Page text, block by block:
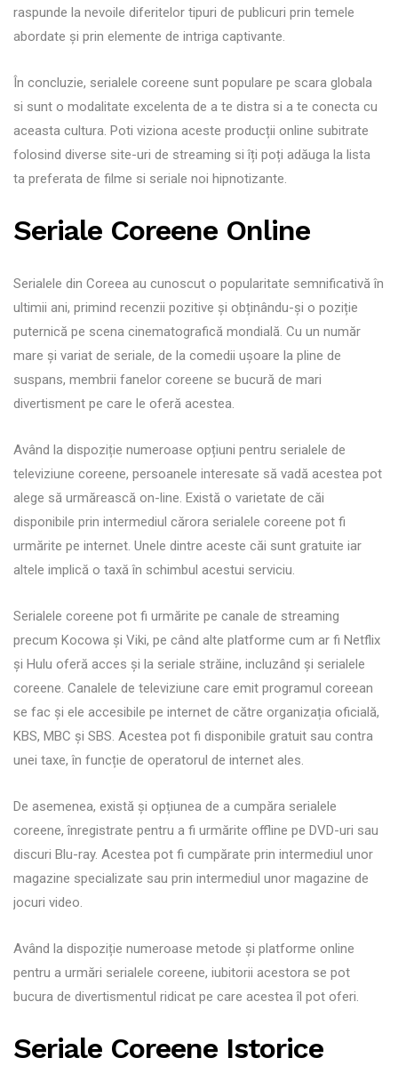
raspunde la nevoile diferitelor tipuri de publicuri prin temele
abordate și prin elemente de intriga captivante.
În concluzie, serialele coreene sunt populare pe scara globala
si sunt o modalitate excelenta de a te distra si a te conecta cu
aceasta cultura. Poti viziona aceste producții online subitrate
folosind diverse site-uri de streaming si îți poți adăuga la lista
ta preferata de filme si seriale noi hipnotizante.
Seriale Coreene Online
Serialele din Coreea au cunoscut o popularitate semnificativă în
ultimii ani, primind recenzii pozitive și obținându-și o poziție
puternică pe scena cinematografică mondială. Cu un număr
mare și variat de seriale, de la comedii ușoare la pline de
suspans, membrii fanelor coreene se bucură de mari
divertisment pe care le oferă acestea.
Având la dispoziție numeroase opțiuni pentru serialele de
televiziune coreene, persoanele interesate să vadă acestea pot
alege să urmărească on-line. Există o varietate de căi
disponibile prin intermediul cărora serialele coreene pot fi
urmărite pe internet. Unele dintre aceste căi sunt gratuite iar
altele implică o taxă în schimbul acestui serviciu.
Serialele coreene pot fi urmărite pe canale de streaming
precum Kocowa și Viki, pe când alte platforme cum ar fi Netflix
și Hulu oferă acces și la seriale străine, incluzând și serialele
coreene. Canalele de televiziune care emit programul coreean
se fac și ele accesibile pe internet de către organizația oficială,
KBS, MBC și SBS. Acestea pot fi disponibile gratuit sau contra
unei taxe, în funcție de operatorul de internet ales.
De asemenea, există și opțiunea de a cumpăra serialele
coreene, înregistrate pentru a fi urmărite offline pe DVD-uri sau
discuri Blu-ray. Acestea pot fi cumpărate prin intermediul unor
magazine specializate sau prin intermediul unor magazine de
jocuri video.
Având la dispoziție numeroase metode și platforme online
pentru a urmări serialele coreene, iubitorii acestora se pot
bucura de divertismentul ridicat pe care acestea îl pot oferi.
Seriale Coreene Istorice